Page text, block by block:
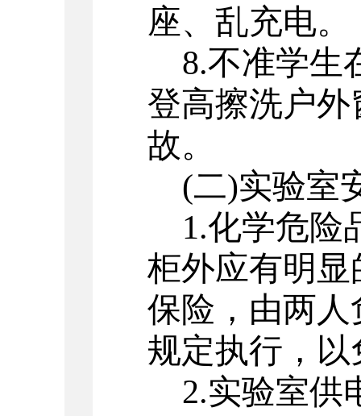
座、乱充电。
8.不准学生
登高擦洗户
故。
(二)实验室
1.化学危险
柜外应有明
保险，由两
规定执行，
2.实验室供